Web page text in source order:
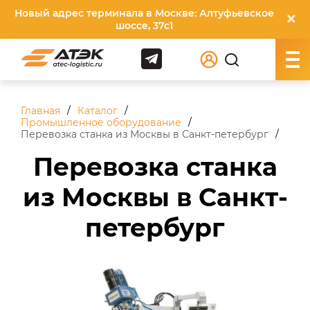
Новый адрес терминала в Москве: Алтуфьевское
шоссе, 37с1
✕
Главная
Каталог
Промышленное оборудование
Перевозка станка из Москвы в Санкт-петербург
Перевозка станка
из Москвы в Санкт-
петербург